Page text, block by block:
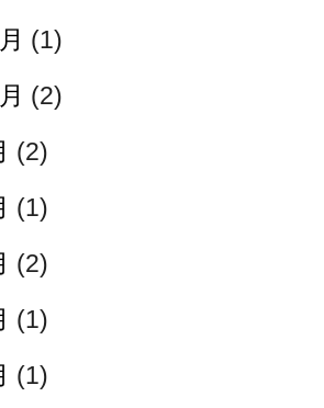
(1)
(2)
(2)
(1)
(2)
(1)
(1)